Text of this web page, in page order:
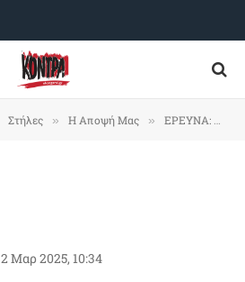
Στήλες » Η Αποψή Μας » ΕΡΕΥΝΑ: «Φάμπρικα» χορήγησης στους γιατρούς του ΕΣΥ αδειών για ιδιωτικά ιατρεία-μαγαζιά και συμβάσεις με τις κλινικές των εμπόρων της υγείας
2 Μαρ 2025, 10:34